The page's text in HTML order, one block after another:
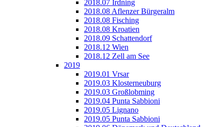
2018.07 Irdning
2018.08 Aflenzer Bürgeralm
2018.08 Fisching
2018.08 Kroatien
2018.09 Schattendorf
2018.12 Wien
2018.12 Zell am See
2019
2019.01 Vrsar
2019.03 Klosterneuburg
2019.03 Großlobming
2019.04 Punta Sabbioni
2019.05 Lignano
2019.05 Punta Sabbioni